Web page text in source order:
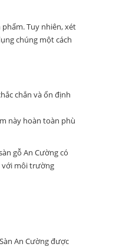
Tuy nhiên, xét
chúng một cách
chắn và ổn định
này hoàn toàn phù
gỗ An Cường có
với môi trường
An Cường được